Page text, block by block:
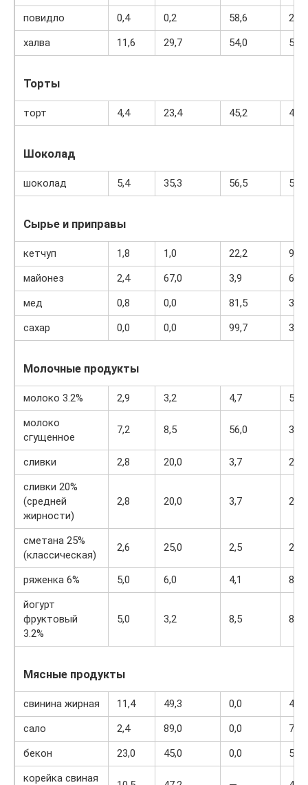
повидло
0,4 0,2 58,6
233
халва
11,6 29,7 54,0 523
Торты
торт 4,4 23,4 45,2 407
Шоколад
шоколад 5,4 35,3 56,5 544
Сырье и приправы
кетчуп 1,8 1,0 22,2
93
майонез
2,4 67,0 3,9
627
мед
0,8 0,0 81,5
329
сахар
0,0 0,0 99,7 398
Молочные продукты
молоко 3.2% 2,9 3,2 4,7
59
молоко
сгущенное
7,2 8,5 56,0 320
сливки 2,8 20,0 3,7
205
сливки 20%
(средней
жирности)
2,8 20,0 3,7 205
сметана 25%
(классическая)
2,6 25,0 2,5 248
ряженка 6% 5,0 6,0 4,1
84
йогурт
фруктовый
3.2%
5,0 3,2 8,5 85
Мясные продукты
свинина жирная 11,4 49,3 0,0
489
сало
2,4 89,0 0,0
797
бекон
23,0 45,0 0,0
500
корейка свиная